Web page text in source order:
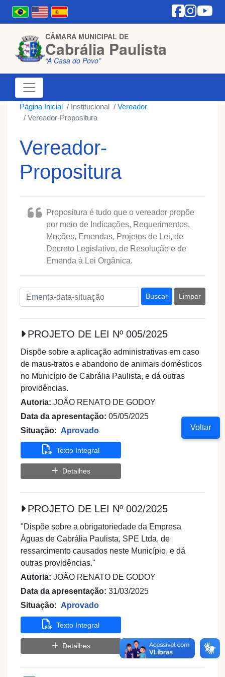
CÂMARA MUNICIPAL DE
Cabrália Paulista
“A Casa do Povo”
Voltar
Página Inicial Institucional
Vereador
Vereador-Propositura
Vereador-
Propositura
Propositura é tudo que o vereador propõe
por meio de Indicações, Requerimentos,
Moções, Emendas, Projetos de Lei, de
Decreto Legislativo, de Resolução e de
Emenda à Lei Orgânica.
Buscar Limpar
PROJETO DE LEI Nº 005/2025
Dispõe sobre a aplicação administrativas em caso
de maus-tratos e abandono de animais domésticos
no Município de Cabrália Paulista, e dá outras
providências.
Autoria: JOÃO RENATO DE GODOY
Data da apresentação: 05/05/2025
Situação: Aprovado
Texto Integral
Detalhes
PROJETO DE LEI Nº 002/2025
"Dispõe sobre a obrigatoriedade da Empresa
Águas de Cabrália Paulista, SPE Ltda, de
ressarcimento causados neste Município, e dá
outras providências."
Autoria: JOÃO RENATO DE GODOY
Data da apresentação: 31/03/2025
Situação: Aprovado
Texto Integral
Detalhes